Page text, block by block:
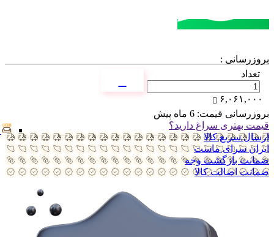
بروزرسانی :
تعداد
۶,۰۶۱,۰۰۰
بروزرسانی قیمت: 6 ماه پیش
قیمت بهتری سراغ دارید؟
ارسال سریع کالا
ایران سرای ماست
ضمانت بازگشت وجه
ضمانت اضالت کالا